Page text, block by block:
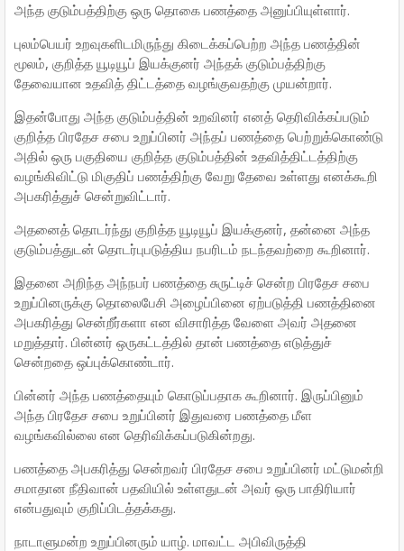
அந்த குடும்பத்திற்கு ஒரு தொகை பணத்தை அனுப்பியுள்ளார்.
புலம்பெயர் உறவுகளிடமிருந்து கிடைக்கப்பெற்ற அந்த பணத்தின்
மூலம், குறித்த யூடியூப் இயக்குனர் அந்தக் குடும்பத்திற்கு
தேவையான உதவித் திட்டத்தை வழங்குவதற்கு முயன்றார்.
இதன்போது அந்த குடும்பத்தின் உறவினர் எனத் தெரிவிக்கப்படும்
குறித்த பிரதேச சபை உறுப்பினர் அந்தப் பணத்தை பெற்றுக்கொண்டு
அதில் ஒரு பகுதியை குறித்த குடும்பத்தின் உதவித்திட்டத்திற்கு
வழங்கிவிட்டு மிகுதிப் பணத்திற்கு வேறு தேவை உள்ளது எனக்கூறி
அபகரித்துச் சென்றுவிட்டார்.
அதனைத் தொடர்ந்து குறித்த யூடியூப் இயக்குனர், தன்னை அந்த
குடும்பத்துடன் தொடர்புபடுத்திய நபரிடம் நடந்தவற்றை கூறினார்.
இதனை அறிந்த அந்நபர் பணத்தை சுருட்டிச் சென்ற பிரதேச சபை
உறுப்பினருக்கு தொலைபேசி அழைப்பினை ஏற்படுத்தி பணத்தினை
அபகரித்து சென்றீர்களா என விசாரித்த வேளை அவர் அதனை
மறுத்தார். பின்னர் ஒருகட்டத்தில் தான் பணத்தை எடுத்துச்
சென்றதை ஒப்புக்கொண்டார்.
பின்னர் அந்த பணத்தையும் கொடுப்பதாக கூறினார். இருப்பினும்
அந்த பிரதேச சபை உறுப்பினர் இதுவரை பணத்தை மீள
வழங்கவில்லை என தெரிவிக்கப்படுகின்றது.
பணத்தை அபகரித்து சென்றவர் பிரதேச சபை உறுப்பினர் மட்டுமன்றி
சமாதான நீதிவான் பதவியில் உள்ளதுடன் அவர் ஒரு பாதிரியார்
என்பதுவும் குறிப்பிடத்தக்கது.
நாடாளுமன்ற உறுப்பினரும் யாழ். மாவட்ட அபிவிருத்தி